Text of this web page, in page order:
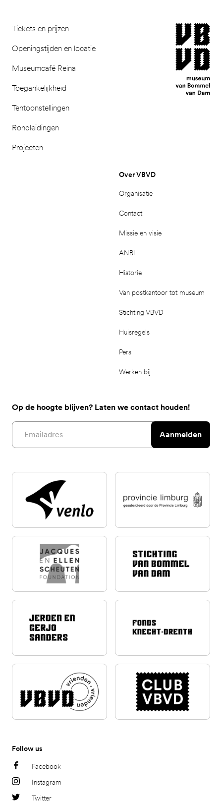
Tickets en prijzen
Openingstijden en locatie
Museumcafé Reina
Toegankelijkheid
Tentoonstellingen
Rondleidingen
Projecten
museum van
Over VBVD
Organisatie
Contact
Missie en visie
ANBI
Historie
Van postkantoor tot museum
Stichting VBVD
Huisregels
Pers
Werken bij
Op de hoogte blijven? Laten we contact houden!
Email address
Aanmelden
Follow us
Facebook
Instagram
Twitter